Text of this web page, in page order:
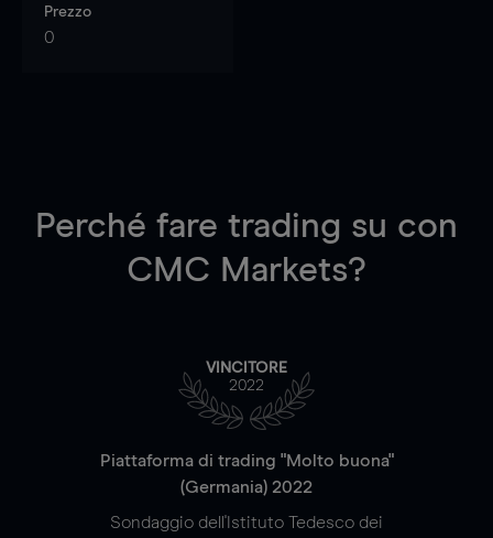
Prezzo
0
Perché fare trading su con
CMC Markets?
VINCITORE
2022
Piattaforma di trading "Molto buona"
(Germania) 2022
Sondaggio dell'Istituto Tedesco dei